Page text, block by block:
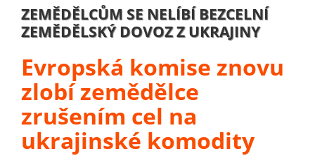
ZEMĚDĚLCŮM SE NELÍBÍ BEZCELNÍ
ZEMĚDĚLSKÝ DOVOZ Z UKRAJINY
Evropská komise znovu
zlobí zemědělce
zrušením cel na
ukrajinské komodity